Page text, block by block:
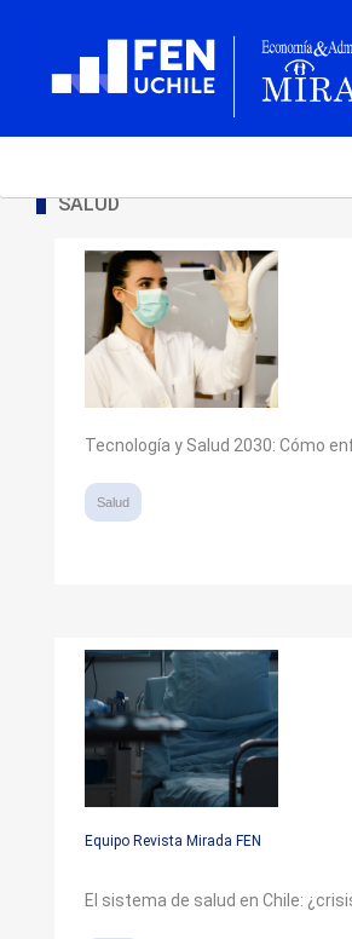
SALUD
Tecnología y Salud 2030: Cómo
Salud
Equipo Revista Mirada FEN
El sistema de salud en Chile: